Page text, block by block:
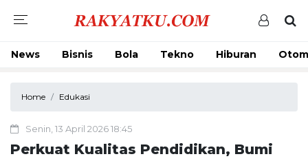
News Bisnis Bola Tekno Hiburan
Home Edukasi
Senin, 13 April 2026 18:45
Perkuat Kualitas Pendidikan, Bumi